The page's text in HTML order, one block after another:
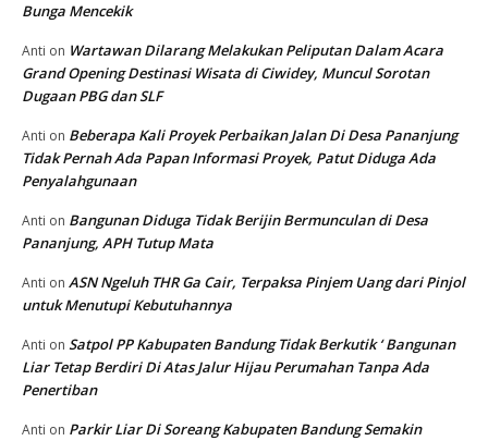
Bunga Mencekik
Anti on Wartawan Dilarang Melakukan Peliputan Dalam Acara
Grand Opening Destinasi Wisata di Ciwidey, Muncul Sorotan
Dugaan PBG dan SLF
Anti on Beberapa Kali Proyek Perbaikan Jalan Di Desa Pananjung
Tidak Pernah Ada Papan Informasi Proyek, Patut Diduga Ada
Penyalahgunaan
Anti on Bangunan Diduga Tidak Berijin Bermunculan di Desa
Pananjung, APH Tutup Mata
Anti on ASN Ngeluh THR Ga Cair, Terpaksa Pinjem Uang dari Pinjol
untuk Menutupi Kebutuhannya
Anti on Satpol PP Kabupaten Bandung Tidak Berkutik ‘ Bangunan
Liar Tetap Berdiri Di Atas Jalur Hijau Perumahan Tanpa Ada
Penertiban
Anti on Parkir Liar Di Soreang Kabupaten Bandung Semakin